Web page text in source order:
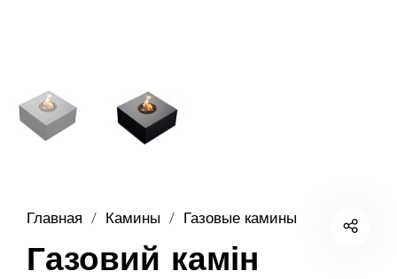
Главная / Камины / Газовые камины
Газовий камін